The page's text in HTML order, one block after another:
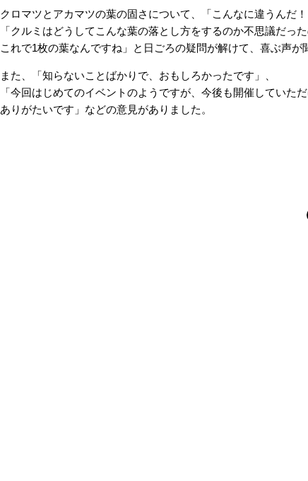
クロマツとアカマツの葉の固さについて、「こんなに違うんだ！
「クルミはどうしてこんな葉の落とし方をするのか不思議だった
これで1枚の葉なんですね」と日ごろの疑問が解けて、喜ぶ声が
また、「知らないことばかりで、おもしろかったです」、
「今回はじめてのイベントのようですが、今後も開催していた
ありがたいです」などの意見がありました。